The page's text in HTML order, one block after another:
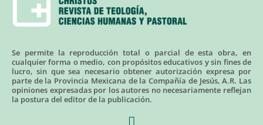
Se permite la reproducción total o parcial de esta obra, en
cualquier forma o medio, con propósitos educativos y sin fines de
lucro, sin que sea necesario obtener autorización expresa por
parte de la Provincia Mexicana de la Compañía de Jesús, A.R. Las
opiniones expresadas por los autores no necesariamente reflejan
la postura del editor de la publicación.